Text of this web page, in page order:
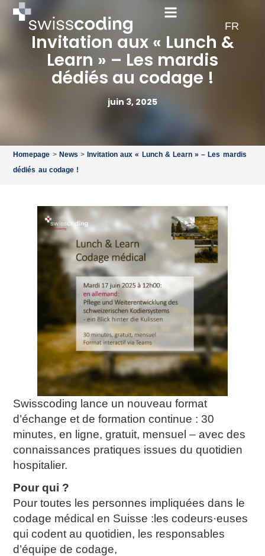
FR
DE
Invitation aux « Lunch &
Learn » – Les mardis
dédiés au codage !
juin 3, 2025
Homepage > News >Invitation aux « Lunch & Learn » – Les mardis
dédiés au codage !
Swisscoding lance un nouveau format
d’échange et de formation continue : 30
minutes, en ligne, gratuit, mensuel – avec des
connaissances pratiques issues du quotidien
hospitalier.
Pour qui ?
Pour toutes les personnes impliquées dans le
codage médical en Suisse :les codeurs·euses
qui codent au quotidien, les responsables
d’équipe de codage,